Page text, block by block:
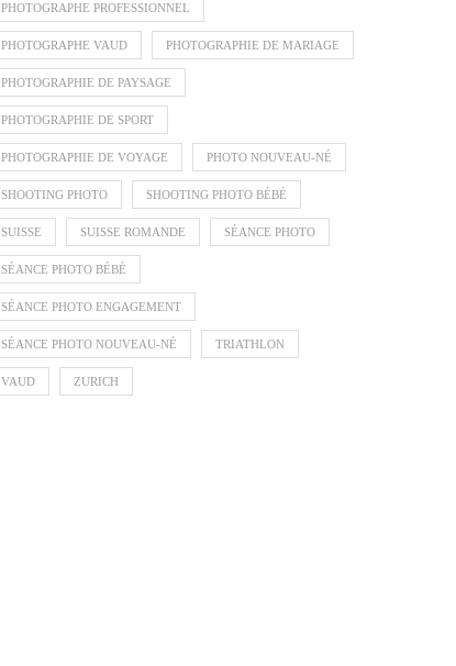
PHOTOGRAPHE PROFESSIONNEL
PHOTOGRAPHE VAUD PHOTOGRAPHIE DE MARIAGE
PHOTOGRAPHIE DE PAYSAGE
PHOTOGRAPHIE DE SPORT
PHOTOGRAPHIE DE VOYAGE PHOTO NOUVEAU-NÉ
SHOOTING PHOTO SHOOTING PHOTO BÉBÉ
SUISSE SUISSE ROMANDE SÉANCE PHOTO
SÉANCE PHOTO BÉBÉ
SÉANCE PHOTO ENGAGEMENT
SÉANCE PHOTO NOUVEAU-NÉ TRIATHLON
VAUD ZURICH